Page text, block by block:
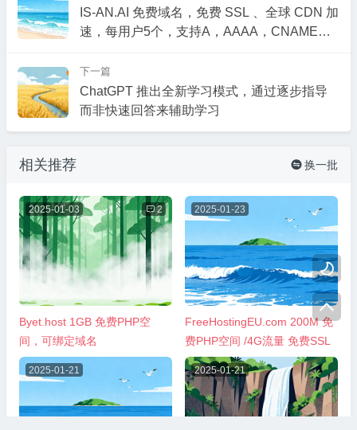


IS-AN.AI 免费域名，免费 SSL 、全球 CDN 加
速，每用户5个，支持A，AAAA，CNAME，
下一篇
ChatGPT 推出全新学习模式，通过逐步指导
而非快速回答来辅助学习
相关推荐  换一批
2025-01-03  2
Byet.host 1GB 免费PHP空
间，可绑定域名
2025-01-23
FreeHostingEU.com 200M 免
费PHP空间 /4G流量 免费SSL
2025-01-21 2025-01-21